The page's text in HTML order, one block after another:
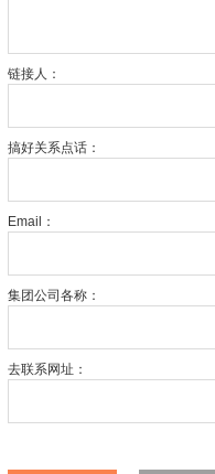
链接人：
搞好关系点话：
Email：
集团公司各称：
去联系网址：